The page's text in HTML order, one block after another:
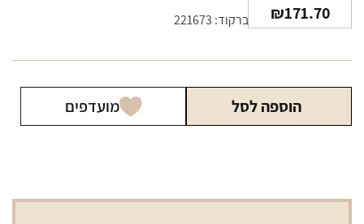
₪171.70 ברקוד: 221673
הוספה לסל מועדפים